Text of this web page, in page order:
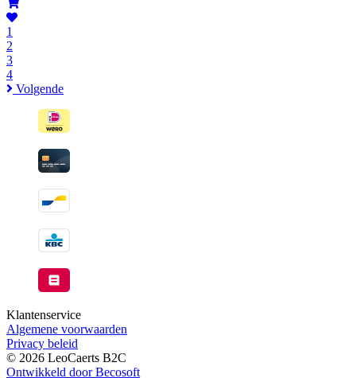
1
2
3
4
Volgende
Klantenservice
Algemene voorwaarden
Privacy beleid
© 2026 LeoCaerts B2C
Ontwikkeld door Becosoft